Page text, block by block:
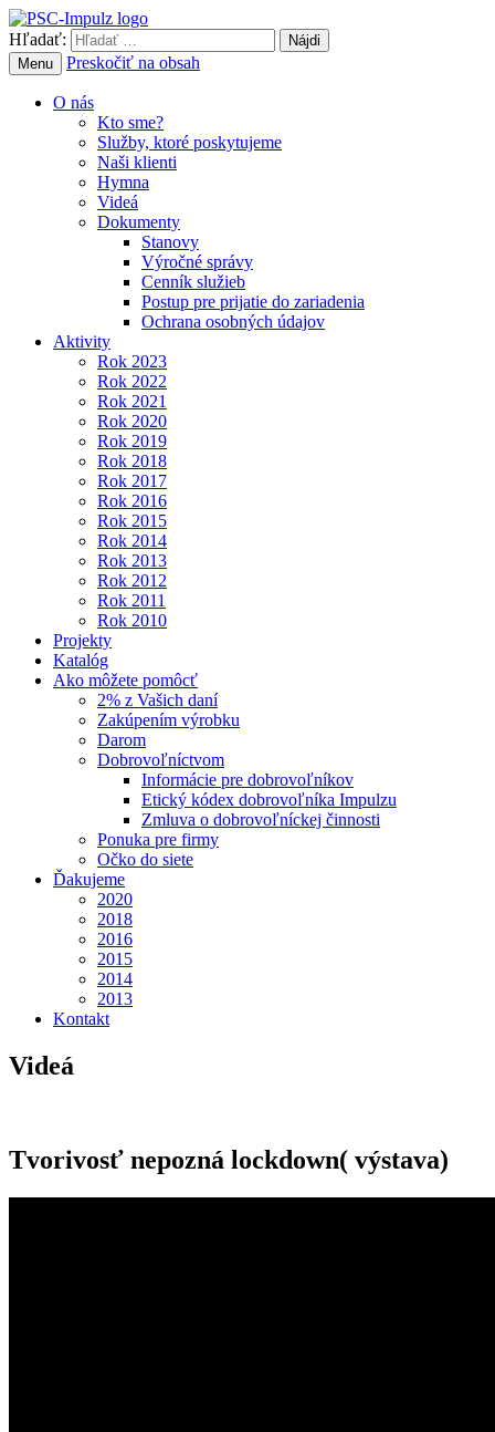
Hľadať:
Menu Preskočiť na obsah
O nás
Kto sme?
Služby, ktoré poskytujeme
Naši klienti
Hymna
Videá
Dokumenty
Stanovy
Výročné správy
Cenník služieb
Postup pre prijatie do zariadenia
Ochrana osobných údajov
Aktivity
Rok 2023
Rok 2022
Rok 2021
Rok 2020
Rok 2019
Rok 2018
Rok 2017
Rok 2016
Rok 2015
Rok 2014
Rok 2013
Rok 2012
Rok 2011
Rok 2010
Projekty
Katalóg
Ako môžete pomôcť
2% z Vašich daní
Zakúpením výrobku
Darom
Dobrovoľníctvom
Informácie pre dobrovoľníkov
Etický kódex dobrovoľníka Impulzu
Zmluva o dobrovoľníckej činnosti
Ponuka pre firmy
Očko do siete
Ďakujeme
2020
2018
2016
2015
2014
2013
Kontakt
Videá
Tvorivosť nepozná lockdown( výstava)